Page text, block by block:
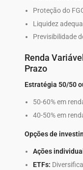
Proteção do
Liquidez
Previsibilidade
Renda
Prazo
Estratégia 50/50
50-60% em
40-50% em
Opções de
Ações
ETFs: